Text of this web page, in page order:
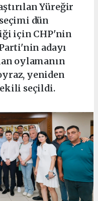
Yüreğir
dün
için CHP'nin
adayı
oylamanın
yeniden
seçildi.